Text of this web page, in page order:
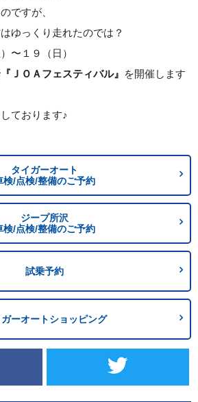
ですが、
ゆっくり走れたのでは？
〜１９（日）
『ＪＯＡフェスティバル』 を開催します
ております♪
タイガーオート
検/点検/整備のご予約
ジープ所沢
検/点検/整備のご予約
試乗予約
ーオートショッピング